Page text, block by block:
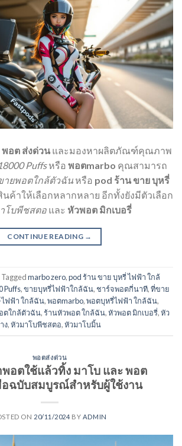
พอต ส่งด่วน และมองหาผลิตภัณฑ์คุณภาพ
Puffsหรือ พอตmarbo คุณสามารถ
ายพอตใกล้ตัวฉัน หรือ pod ร้าน ขาย บุหรี่
ค้าให้เลือกหลากหลาย อีกทั้งยังมีตัวเลือก
โบพีชสตอ และ หัวพอต มิกเบอรี่
CONTINUE READING →
Taggedmarbo zero,pod ร้าน ขาย บุหรี่ ไฟฟ้า ใกล้
Puffs,ขายบุหรี่ไฟฟ้าใกล้ฉัน,ชาร์จพอตกี่นาที,ที่ขาย
ฟฟ้า ใกล้ฉัน,พอตmarbo,พอตบุหรี่ไฟฟ้า ใกล้ฉัน,
ตใกล้ตัวฉัน,ร้านหัวพอต ใกล้ฉัน,หัวพอต มิกเบอรี่,หัว
ง,หัวมาโบพีชสตอ,หัวมาโบมิ้น
พอตส่งด่วน
อตใช้แล้วทิ้ง มาโบ และ พอต
ฉบับสมบูรณ์สำหรับผู้ใช้งาน
ON 20/11/2024 BY ADMIN